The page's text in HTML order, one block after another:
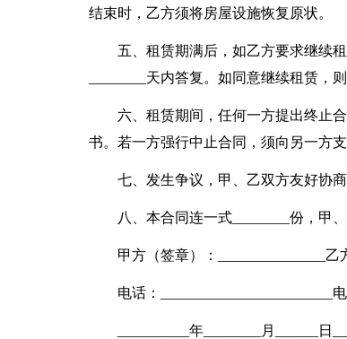
结束时，乙方须将房屋设施恢复原状。
五、租赁期满后，如乙方要求继续
________天内答复。如同意继续租赁，
六、租赁期间，任何一方提出终止
书。若一方强行中止合同，须向另一方支
七、发生争议，甲、乙双方友好协
八、本合同连一式________份，甲
甲方（签章）：_______________乙
电话：________________________
__________年________月______日